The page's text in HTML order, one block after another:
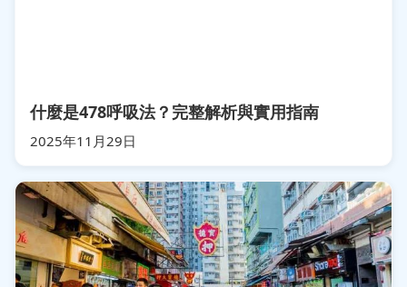
什麼是478呼吸法？完整解析與實用指南
2025年11月29日